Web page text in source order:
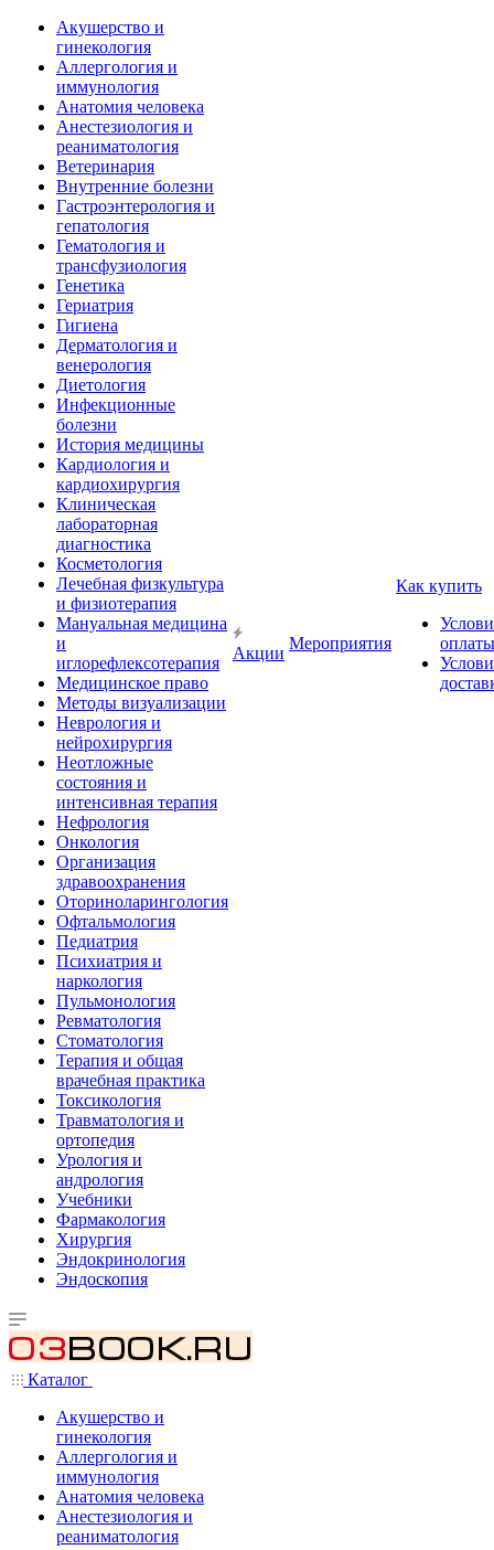
Акушерство и
гинекология
Аллергология и
иммунология
Анатомия человека
Анестезиология и
реаниматология
Ветеринария
Внутренние болезни
Гастроэнтерология и
гепатология
Гематология и
трансфузиология
Генетика
Гериатрия
Гигиена
Дерматология и
венерология
Диетология
Инфекционные
болезни
История медицины
Кардиология и
кардиохирургия
Клиническая
лабораторная
диагностика
Косметология
Лечебная физкультура
и физиотерапия
Мануальная медицина
и
иглорефлексотерапия
Медицинское право
Методы визуализации
Неврология и
нейрохирургия
Неотложные
состояния и
интенсивная терапия
Нефрология
Онкология
Организация
здравоохранения
Оториноларингология
Офтальмология
Педиатрия
Психиатрия и
наркология
Пульмонология
Ревматология
Стоматология
Терапия и общая
врачебная практика
Токсикология
Травматология и
ортопедия
Урология и
андрология
Учебники
Фармакология
Хирургия
Эндокринология
Эндоскопия
Акции
Мероприятия
Как купить
оплаты
Каталог
Акушерство и
гинекология
Аллергология и
иммунология
Анатомия человека
Анестезиология и
реаниматология